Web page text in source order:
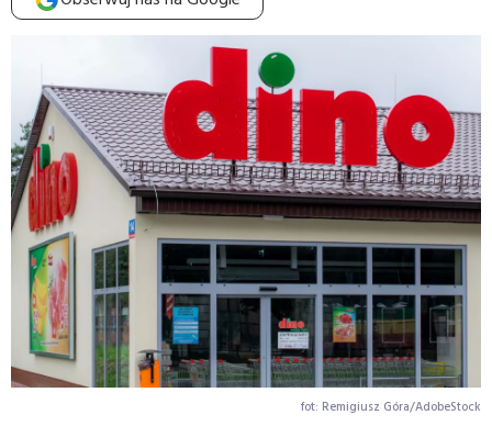
fot: Remigiusz Góra/AdobeStock